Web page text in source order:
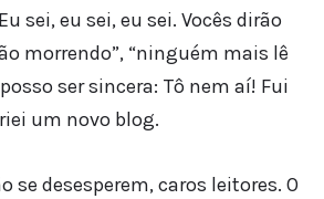
sei, eu sei, eu sei. Vocês dirão
morrendo”, “ninguém mais lê
ser sincera: Tô nem aí! Fui
um novo blog.
se desesperem, caros leitores. O